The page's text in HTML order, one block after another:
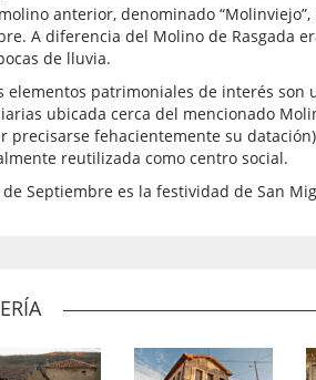
anterior, denominado
A diferencia del Molino de Rasgada
de lluvia.
elementos patrimoniales de interés son
ubicada cerca del mencionado
precisarse fehacientemente su
reutilizada como centro social.
de Septiembre es la festividad de San